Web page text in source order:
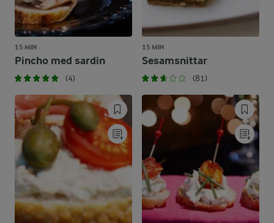
15 MIN
Pincho med sardin
(4)
15 MIN
Sesamsnittar
(81)